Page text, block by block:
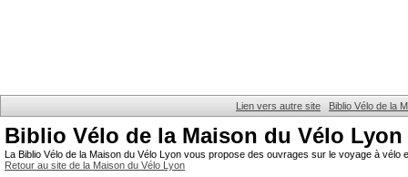
Lien vers autre site Biblio Vélo de la
Biblio Vélo de la Maison du Vélo Lyon
La Biblio Vélo de la Maison du Vélo Lyon vous propose des ouvrages sur le voyage à
Retour au site de la Maison du Vélo Lyon